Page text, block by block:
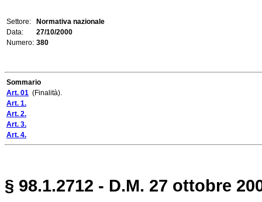
Settore:
Normativa nazionale
Data:
27/10/2000
Numero: 380
Sommario
Art. 01 (Finalità).
Art. 1.
Art. 2.
Art. 3.
Art. 4.
§ 98.1.2712 - D.M. 27 ottobre